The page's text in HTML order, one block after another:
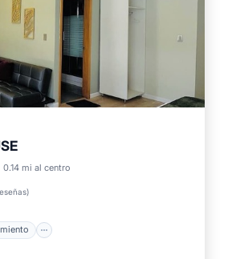
0.14 mi al centro
)
Aparcamiento